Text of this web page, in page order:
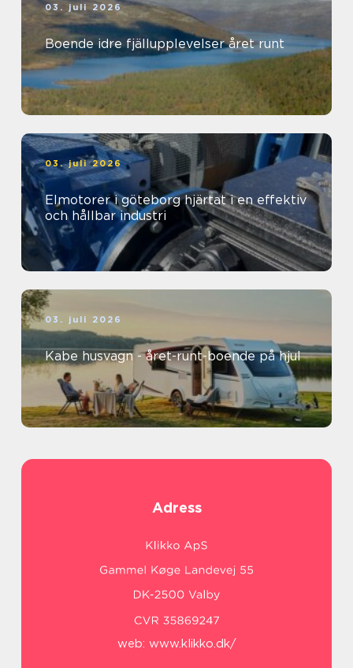
03. juli 2026
Boende idre fjällupplevelser året runt
03. juli 2026
Elmotorer i göteborg hjärtat i en effektiv
och hållbar industri
03. juli 2026
Kabe husvagn - året-runt-boende på hjul
Adress
web: www.klikko.dk/